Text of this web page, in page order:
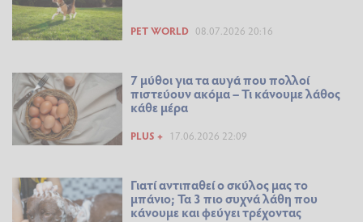
PET WORLD 08.07.2026 20:16
7 μύθοι για τα αυγά που πολλοί
πιστεύουν ακόμα – Τι κάνουμε λάθος
κάθε μέρα
PLUS + 17.06.2026 22:09
Γιατί αντιπαθεί ο σκύλος μας το
μπάνιο; Τα 3 πιο συχνά λάθη που
κάνουμε και φεύγει τρέχοντας